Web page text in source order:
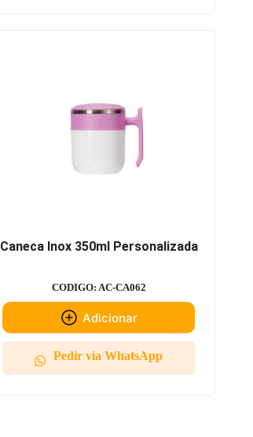
Caneca Inox 350ml Personalizada
CODIGO: AC-CA062
Adicionar
Pedir via WhatsApp